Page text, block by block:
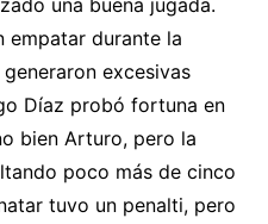
empatar durante la
excesivas
Díaz probó fortuna en
bien Arturo, pero la
poco más de cinco
tuvo un penalti, pero